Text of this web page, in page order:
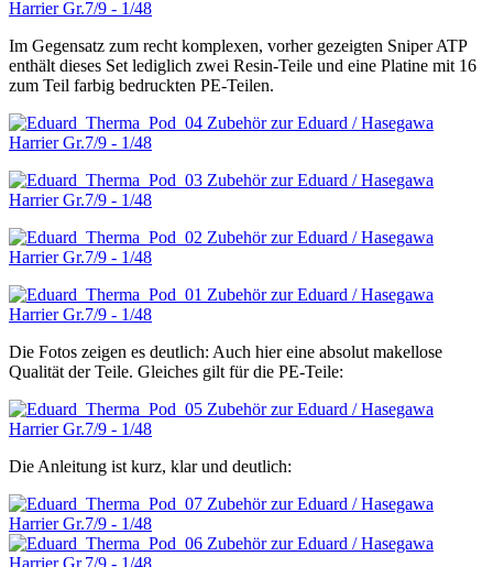
Im Gegensatz zum recht komplexen, vorher gezeigten Sniper ATP
enthält dieses Set lediglich zwei Resin-Teile und eine Platine mit 16
zum Teil farbig bedruckten PE-Teilen.
Die Fotos zeigen es deutlich: Auch hier eine absolut makellose
Qualität der Teile. Gleiches gilt für die PE-Teile:
Die Anleitung ist kurz, klar und deutlich: